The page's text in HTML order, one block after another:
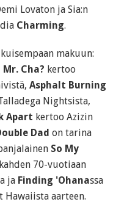
Lovaton ja Sia:n
Charming.
makuun:
Cha? kertoo
Asphalt Burning
Nightsista,
Apart kertoo Azizin
Dad on tarina
So My
70-vuotiaan
ja Finding 'Ohanassa
aarteen.